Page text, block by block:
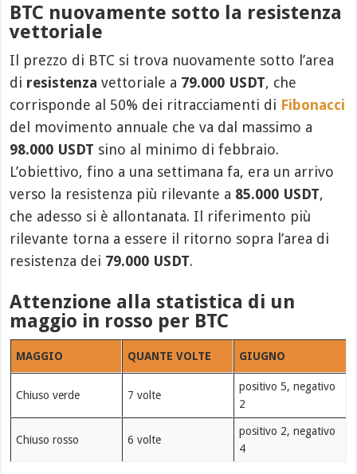
BTC nuovamente sotto la resistenza
vettoriale
Il prezzo di BTC si trova nuovamente sotto l’area
di resistenzavettoriale a 79.000 USDT, che
corrisponde al 50% dei ritracciamenti di Fibonacci
del movimento annuale che va dal massimo a
98.000 USDT sino al minimo di febbraio.
L’obiettivo, fino a una settimana fa, era un arrivo
verso la resistenza più rilevante a 85.000 USDT,
che adesso si è allontanata. Il riferimento più
rilevante torna a essere il ritorno sopra l’area di
resistenza dei 79.000 USDT.
Attenzione alla statistica di un
maggio in rosso per BTC
MAGGIO QUANTE VOLTE GIUGNO
Chiuso verde 7 volte
positivo 5, negativo
2
Chiuso rosso 6 volte
positivo 2, negativo
4